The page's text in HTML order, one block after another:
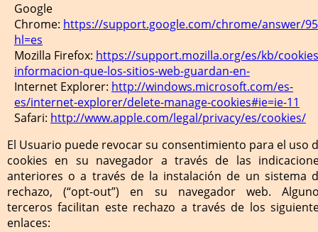
Google
Chrome: https://support.google.com/chrome/answer/
hl=es
Mozilla Firefox: https://support.mozilla.org/es/kb/
informacion-que-los-sitios-web-guardan-en-
Internet Explorer: http://windows.microsoft.com/es-
es/internet-explorer/delete-manage-cookies#ie=ie-11
Safari: http://www.apple.com/legal/privacy/es/cookies/
El Usuario puede revocar su consentimiento para el uso
cookies en su navegador a través de las
anteriores o a través de la instalación de un sistema
rechazo, (“opt-out”) en su navegador web.
terceros facilitan este rechazo a través de los
enlaces: